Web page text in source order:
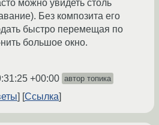
можно увидеть столь
Без композита его
быстро перемещая по
большое окно.
+00:00 автор топика
Ссылка